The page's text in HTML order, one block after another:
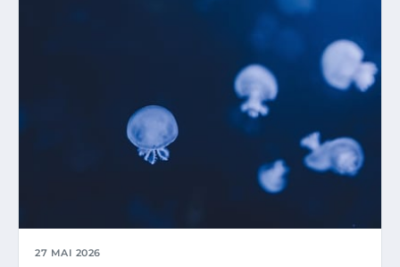
27 MAI 2026